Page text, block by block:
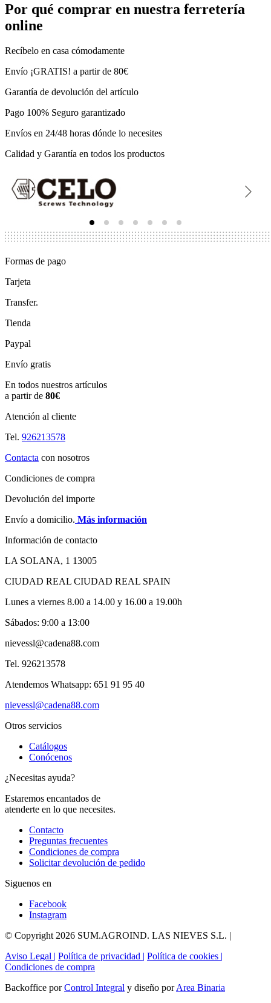
Por qué comprar en nuestra ferretería
online
Recíbelo en casa cómodamente
Envío ¡GRATIS! a partir de 80€
Garantía de devolución del artículo
Pago 100% Seguro garantizado
Envíos en 24/48 horas dónde lo necesites
Calidad y Garantía en todos los productos
Formas de pago
Tarjeta
Transfer.
Tienda
Paypal
Envío gratis
En todos nuestros artículos
a partir de 80€
Atención al cliente
Tel. 926213578
Contacta con nosotros
Condiciones de compra
Devolución del importe
Envío a domicilio. Más información
Información de contacto
LA SOLANA, 1 13005
CIUDAD REAL CIUDAD REAL SPAIN
Lunes a viernes 8.00 a 14.00 y 16.00 a 19.00h
Sábados: 9:00 a 13:00
nievessl@cadena88.com
Tel. 926213578
Atendemos Whatsapp: 651 91 95 40
nievessl@cadena88.com
Otros servicios
Catálogos
Conócenos
¿Necesitas ayuda?
Estaremos encantados de
atenderte en lo que necesites.
Contacto
Preguntas frecuentes
Condiciones de compra
Solicitar devolución de pedido
Siguenos en
Facebook
Instagram
© Copyright 2026 SUM.AGROIND. LAS NIEVES S.L. |
Aviso Legal |
Política de privacidad |
Política de cookies |
Condiciones de compra
Backoffice porControl Integral y diseño porArea Binaria